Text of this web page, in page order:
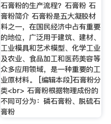
石膏粉的生产流程？石膏粉 石
膏粉简介 石膏粉是五大凝胶材
料之一，在国民经济中占有重要
的地位，广泛用于建筑、建材、
工业模具和艺术模型、化学工业
及农业、食品加工和医药美容等
众多应用领域，是一种重要的工
业原材料。 [编辑本段]石膏粉分
类<br> 石膏粉根据物理成份的
不同可分为：磷石膏粉、脱硫石
膏粉